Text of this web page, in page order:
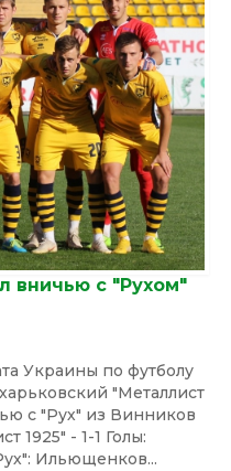
вничью с "Рухом"
Украины по футболу
"Металлист
с "Рух" из Винников
1925" - 1-1 Голы:
Ильющенков...